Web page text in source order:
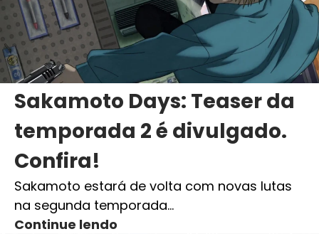
Sakamoto Days: Teaser da
temporada 2 é divulgado.
Confira!
Sakamoto estará de volta com novas lutas
na segunda temporada…
Continue lendo